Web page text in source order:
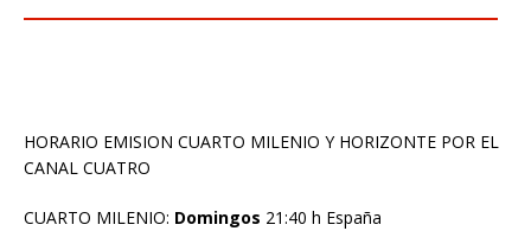
HORARIO EMISION CUARTO MILENIO Y HORIZONTE POR EL
CANAL CUATRO
CUARTO MILENIO: Domingos 21:40 h España